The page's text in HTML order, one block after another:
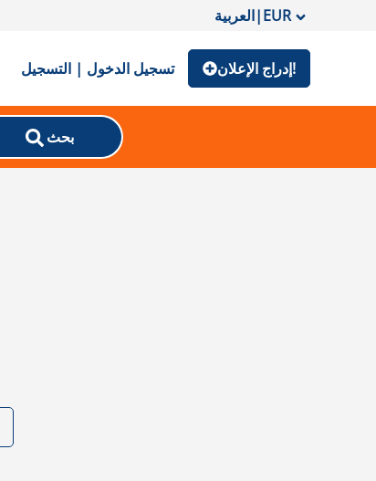
العربية|EUR
تسجيل الدخول | التسجيل إدراج الإعلان!
بحث